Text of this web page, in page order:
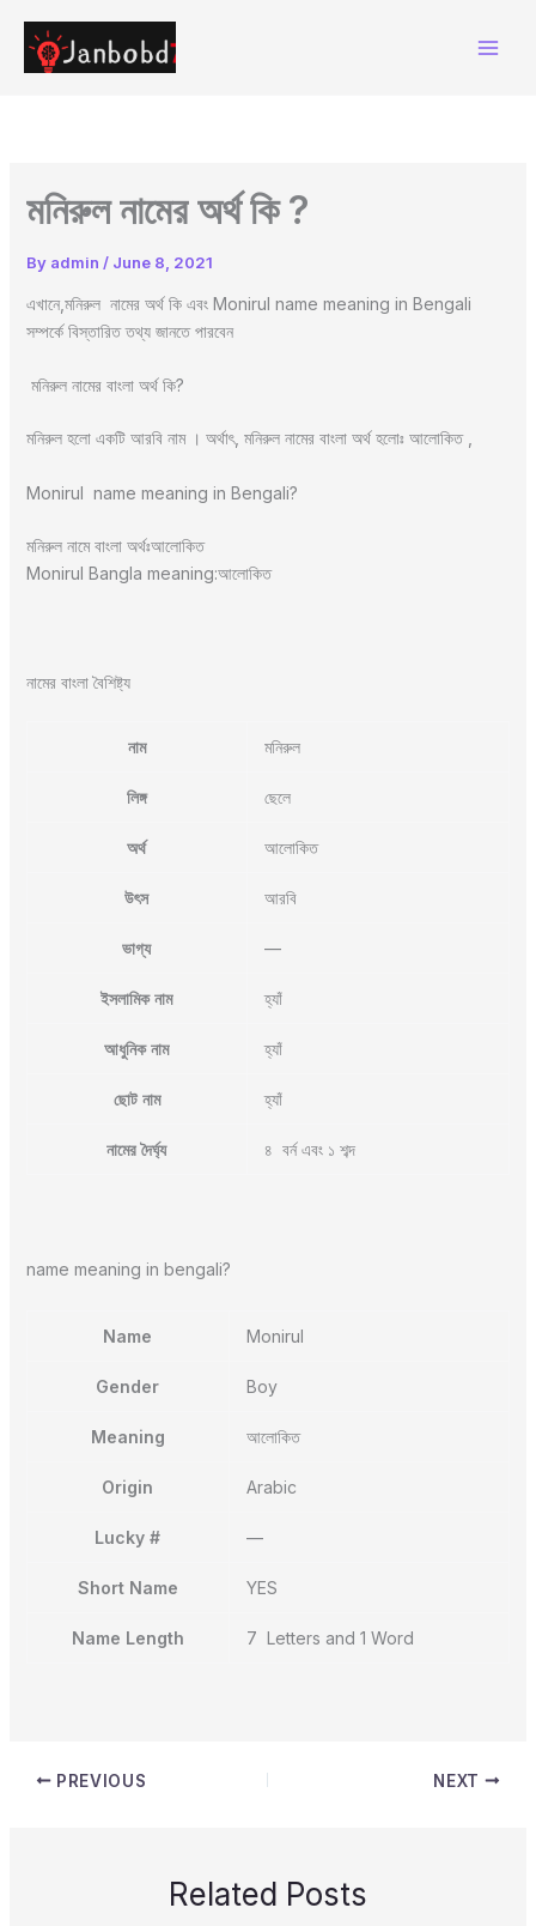
content
মনিরুল নামের অর্থ কি ?
By admin / June 8, 2021
এখানে,মনিরুল নামের অর্থ কি এবং Monirul name meaning in Bengali
সম্পর্কে বিস্তারিত তথ্য জানতে পারবেন
মনিরুল নামের বাংলা অর্থ কি?
মনিরুল হলো একটি আরবি নাম । অর্থাৎ, মনিরুল নামের বাংলা অর্থ হলোঃ আলোকিত ,
Monirul name meaning in Bengali?
মনিরুল নামে বাংলা অর্থঃআলোকিত
Monirul Bangla meaning:আলোকিত
নামের বাংলা বৈশিষ্ট্য
নাম মনিরুল
লিঙ্গ ছেলে
অর্থ আলোকিত
উৎস আরবি
ভাগ্য —
ইসলামিক নাম হ্যাঁ
আধুনিক নাম হ্যাঁ
ছোট নাম হ্যাঁ
নামের দৈর্ঘ্য ৪ বর্ন এবং ১ শব্দ
name meaning in bengali?
Name Monirul
Gender Boy
Meaning আলোকিত
Origin Arabic
Lucky # —
Short Name YES
Name Length 7 Letters and 1 Word
PREVIOUS NEXT
Related Posts